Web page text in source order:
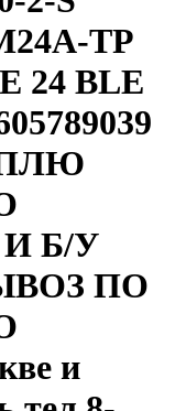
ТР
24 ВLЕ
Б/У
ПО
и